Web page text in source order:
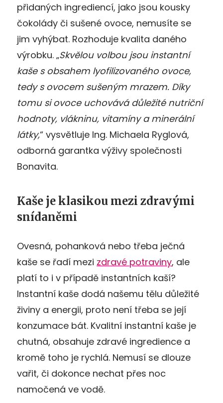
přidaných ingrediencí, jako jsou kousky
čokolády či sušené ovoce, nemusíte se
jim vyhýbat. Rozhoduje kvalita daného
výrobku. „Skvělou volbou jsou instantní
kaše s obsahem lyofilizovaného ovoce,
tedy s ovocem sušeným mrazem. Díky
tomu si ovoce uchovává důležité nutriční
hodnoty, vlákninu, vitamíny a minerální
látky,“ vysvětluje Ing. Michaela Ryglová,
odborná garantka výživy společnosti
Bonavita.
Kaše je klasikou mezi zdravými
snídaněmi
Ovesná, pohanková nebo třeba ječná
kaše se řadí mezi zdravé potraviny, ale
platí to i v případě instantních kaší?
Instantní kaše dodá našemu tělu důležité
živiny a energii, proto není třeba se její
konzumace bát. Kvalitní instantní kaše je
chutná, obsahuje zdravé ingredience a
kromě toho je rychlá. Nemusí se dlouze
vařit, či dokonce nechat přes noc
namočená ve vodě.